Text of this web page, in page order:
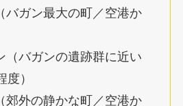
バガン最大の町／空港か
（バガンの遺跡群に近い
）
郊外の静かな町／空港か